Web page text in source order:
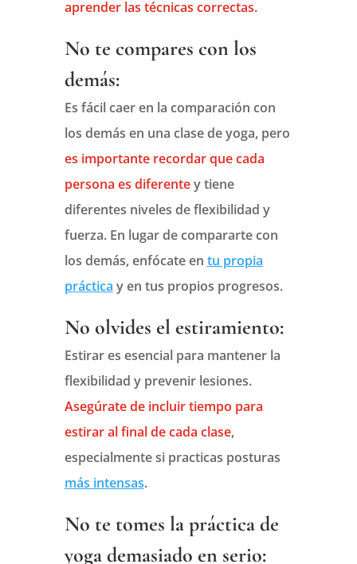
aprender las técnicas correctas.
No te compares con los
demás:
Es fácil caer en la comparación con
los demás en una clase de yoga, pero
es importante recordar que cada
persona es diferentey tiene
diferentes niveles de flexibilidad y
fuerza. En lugar de compararte con
los demás, enfócate en tu propia
práctica y en tus propios progresos.
No olvides el estiramiento:
Estirar es esencial para mantener la
flexibilidad y prevenir lesiones.
Asegúrate de incluir tiempo para
estirar al final de cada clase,
especialmente si practicas posturas
más intensas.
No te tomes la práctica de
yoga demasiado en serio: